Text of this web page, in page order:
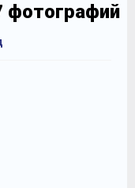
фотографий